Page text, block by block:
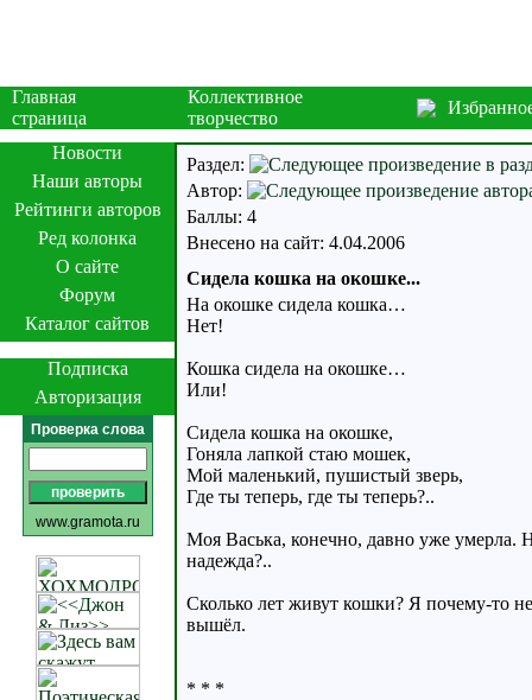
Главная
страница
Коллективное
творчество
Новости
Наши авторы
Рейтинги авторов
Ред колонка
О сайте
Форум
Каталог сайтов
Подписка
Авторизация
Проверка слова
www.gramota.ru
Раздел:
Автор:
Баллы: 4
Внесено на сайт: 4.04.2006
Сидела кошка на окошке...
На окошке сидела кошка…
Нет!
Кошка сидела на окошке…
Или!
Сидела кошка на окошке,
Гоняла лапкой стаю мошек,
Мой маленький, пушистый зверь,
Где ты теперь, где ты теперь?..
Моя Васька, конечно, давно уже
надежда?..
Сколько лет живут кошки? Я почему-то
вышёл.
* * *